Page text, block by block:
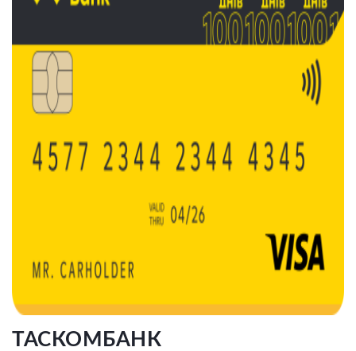
ТАСКОМБАНК